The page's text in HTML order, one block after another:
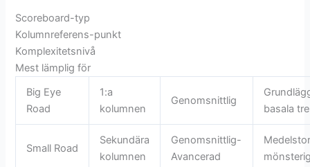
Scoreboard-typ
Kolumnreferens-punkt
Komplexitetsnivå
Mest lämplig för
Big Eye
Road
1:a
kolumnen
Genomsnittlig
basala
Small Road
Sekundära
kolumnen
Genomsnittlig-
Avancerad